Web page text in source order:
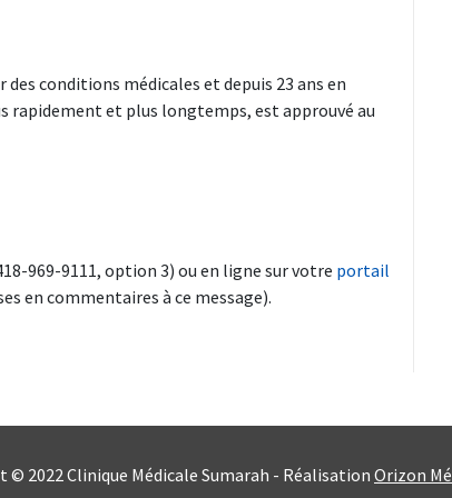
conditions médicales et depuis 23 ans en
rapidement et plus longtemps, est approuvé au
969-9111, option 3) ou en ligne sur votre portail
en commentaires à ce message).
© 2022 Clinique Médicale Sumarah - Réalisation Orizon